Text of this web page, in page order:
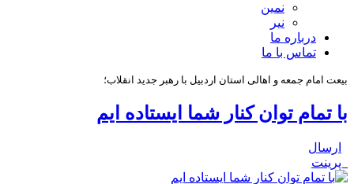
نمین
نیر
درباره ما
تماس با ما
بیعت امام جمعه و اهالی استان اردبیل با رهبر جدید انقلاب؛
با تمام توان کنار شما ایستاده ایم
ارسال
پرینت